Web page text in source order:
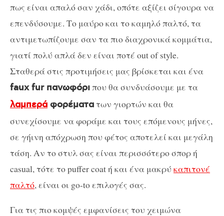
πως είναι απαλό σαν χάδι, οπότε αξίζει σίγουρα να
επενδύσουμε. Το μαύρο και το καμηλό παλτό, τα
αντιμετωπίζουμε σαν τα πιο διαχρονικά κομμάτια,
γιατί πολύ απλά δεν είναι ποτέ out of style.
Σταθερά στις προτιμήσεις μας βρίσκεται και ένα
faux fur πανωφόριπου θα συνδυάσουμε με τα
λαμπερά φορέματατων γιορτών και θα
συνεχίσουμε να φοράμε και τους επόμενους μήνες,
σε γήινη απόχρωση που φέτος αποτελεί και μεγάλη
τάση. Αν το στυλ σας είναι περισσότερο σπορ ή
casual, τότε το puffer coat ή και ένα μακρύ καπιτονέ
παλτό, είναι οι go-to επιλογές σας.
Για τις πιο κομψές εμφανίσεις του χειμώνα